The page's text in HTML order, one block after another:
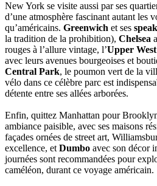
New York se visite aussi par ses
d’une atmosphère fascinant autant les
qu’américains. Greenwich et ses
la tradition de la prohibition), Chelsea
rouges à l’allure vintage, l’Upper
avec leurs avenues bourgeoises et
Central Park, le poumon vert de la
vélo dans ce célèbre parc est
détente entre ses allées arborées.
Enfin, quittez Manhattan pour
ambiance paisible, avec ses maisons
façades ornées de street art,
excellence, et Dumbo avec son décor
journées sont recommandées pour
caméléon, durant ce voyage américain.